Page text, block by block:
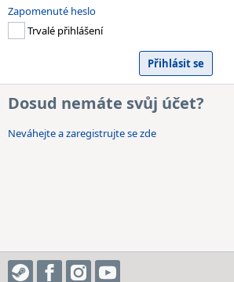
Zapomenuté heslo
Trvalé přihlášení
Dosud nemáte svůj účet?
Neváhejte a zaregistrujte se zde